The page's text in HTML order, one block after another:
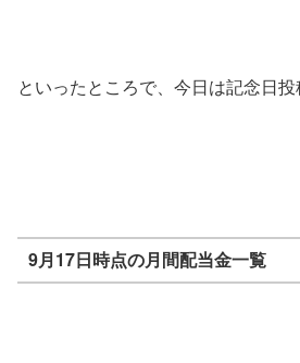
といったところで、今日は記念日投
9月17日時点の月間配当金一覧